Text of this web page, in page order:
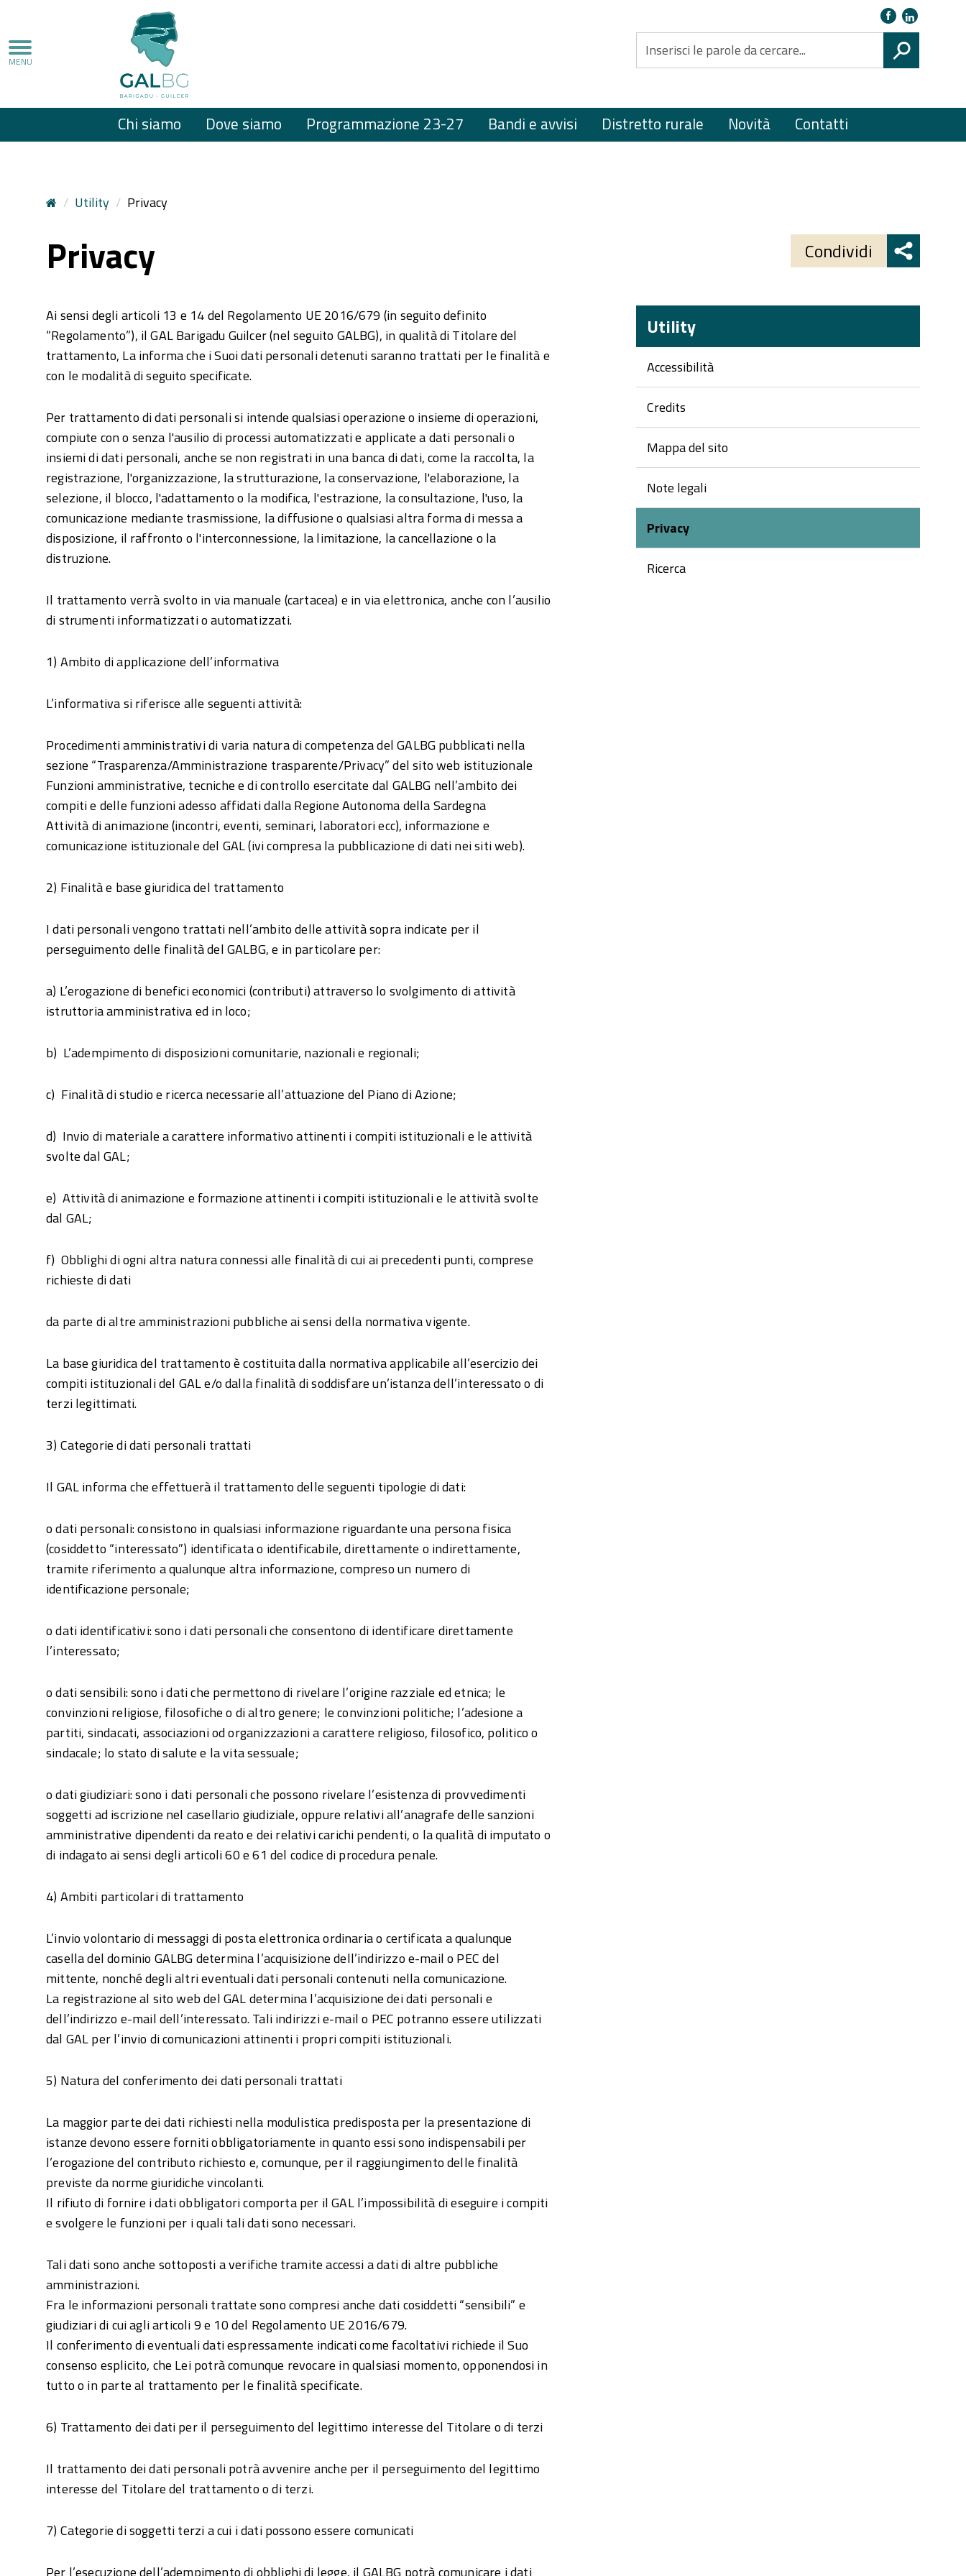
Link
social
Top Chi siamo Dove siamo Programmazione 23-27 Bandi e avvisi Distretto rurale Novità Contatti
Utility Privacy
Privacy
Ai sensi degli articoli 13 e 14 del Regolamento UE 2016/679 (in seguito definito
“Regolamento”), il GAL Barigadu Guilcer (nel seguito GALBG), in qualità di Titolare del
trattamento, La informa che i Suoi dati personali detenuti saranno trattati per le finalità e
con le modalità di seguito specificate.
Per trattamento di dati personali si intende qualsiasi operazione o insieme di operazioni,
compiute con o senza l'ausilio di processi automatizzati e applicate a dati personali o
insiemi di dati personali, anche se non registrati in una banca di dati, come la raccolta, la
registrazione, l'organizzazione, la strutturazione, la conservazione, l'elaborazione, la
selezione, il blocco, l'adattamento o la modifica, l'estrazione, la consultazione, l'uso, la
comunicazione mediante trasmissione, la diffusione o qualsiasi altra forma di messa a
disposizione, il raffronto o l'interconnessione, la limitazione, la cancellazione o la
distruzione.
Il trattamento verrà svolto in via manuale (cartacea) e in via elettronica, anche con l’ausilio
di strumenti informatizzati o automatizzati.
1) Ambito di applicazione dell’informativa
L’informativa si riferisce alle seguenti attività:
Procedimenti amministrativi di varia natura di competenza del GALBG pubblicati nella
sezione “Trasparenza/Amministrazione trasparente/Privacy” del sito web istituzionale
Funzioni amministrative, tecniche e di controllo esercitate dal GALBG nell’ambito dei
compiti e delle funzioni adesso affidati dalla Regione Autonoma della Sardegna
Attività di animazione (incontri, eventi, seminari, laboratori ecc), informazione e
comunicazione istituzionale del GAL (ivi compresa la pubblicazione di dati nei siti web).
2) Finalità e base giuridica del trattamento
I dati personali vengono trattati nell’ambito delle attività sopra indicate per il
perseguimento delle finalità del GALBG, e in particolare per:
a) L’erogazione di benefici economici (contributi) attraverso lo svolgimento di attività
istruttoria amministrativa ed in loco;
b) L’adempimento di disposizioni comunitarie, nazionali e regionali;
c) Finalità di studio e ricerca necessarie all’attuazione del Piano di Azione;
d) Invio di materiale a carattere informativo attinenti i compiti istituzionali e le attività
svolte dal GAL;
e) Attività di animazione e formazione attinenti i compiti istituzionali e le attività svolte
dal GAL;
f) Obblighi di ogni altra natura connessi alle finalità di cui ai precedenti punti, comprese
richieste di dati
da parte di altre amministrazioni pubbliche ai sensi della normativa vigente.
La base giuridica del trattamento è costituita dalla normativa applicabile all’esercizio dei
compiti istituzionali del GAL e/o dalla finalità di soddisfare un’istanza dell’interessato o di
terzi legittimati.
3) Categorie di dati personali trattati
Il GAL informa che effettuerà il trattamento delle seguenti tipologie di dati:
o dati personali: consistono in qualsiasi informazione riguardante una persona fisica
(cosiddetto “interessato”) identificata o identificabile, direttamente o indirettamente,
tramite riferimento a qualunque altra informazione, compreso un numero di
identificazione personale;
o dati identificativi: sono i dati personali che consentono di identificare direttamente
l’interessato;
o dati sensibili: sono i dati che permettono di rivelare l’origine razziale ed etnica; le
convinzioni religiose, filosofiche o di altro genere; le convinzioni politiche; l’adesione a
partiti, sindacati, associazioni od organizzazioni a carattere religioso, filosofico, politico o
sindacale; lo stato di salute e la vita sessuale;
o dati giudiziari: sono i dati personali che possono rivelare l’esistenza di provvedimenti
soggetti ad iscrizione nel casellario giudiziale, oppure relativi all’anagrafe delle sanzioni
amministrative dipendenti da reato e dei relativi carichi pendenti, o la qualità di imputato o
di indagato ai sensi degli articoli 60 e 61 del codice di procedura penale.
4) Ambiti particolari di trattamento
L’invio volontario di messaggi di posta elettronica ordinaria o certificata a qualunque
casella del dominio GALBG determina l’acquisizione dell’indirizzo e-mail o PEC del
mittente, nonché degli altri eventuali dati personali contenuti nella comunicazione.
La registrazione al sito web del GAL determina l’acquisizione dei dati personali e
dell’indirizzo e-mail dell’interessato. Tali indirizzi e-mail o PEC potranno essere utilizzati
dal GAL per l’invio di comunicazioni attinenti i propri compiti istituzionali.
5) Natura del conferimento dei dati personali trattati
La maggior parte dei dati richiesti nella modulistica predisposta per la presentazione di
istanze devono essere forniti obbligatoriamente in quanto essi sono indispensabili per
l’erogazione del contributo richiesto e, comunque, per il raggiungimento delle finalità
previste da norme giuridiche vincolanti.
Il rifiuto di fornire i dati obbligatori comporta per il GAL l’impossibilità di eseguire i compiti
e svolgere le funzioni per i quali tali dati sono necessari.
Tali dati sono anche sottoposti a verifiche tramite accessi a dati di altre pubbliche
amministrazioni.
Fra le informazioni personali trattate sono compresi anche dati cosiddetti “sensibili” e
giudiziari di cui agli articoli 9 e 10 del Regolamento UE 2016/679.
Il conferimento di eventuali dati espressamente indicati come facoltativi richiede il Suo
consenso esplicito, che Lei potrà comunque revocare in qualsiasi momento, opponendosi in
tutto o in parte al trattamento per le finalità specificate.
6) Trattamento dei dati per il perseguimento del legittimo interesse del Titolare o di terzi
Il trattamento dei dati personali potrà avvenire anche per il perseguimento del legittimo
interesse del Titolare del trattamento o di terzi.
7) Categorie di soggetti terzi a cui i dati possono essere comunicati
Per l’esecuzione dell’adempimento di obblighi di legge, il GALBG potrà comunicare i dati
Condividi
Utility
Accessibilità
Credits
Mappa del sito
Note legali
Privacy
Ricerca